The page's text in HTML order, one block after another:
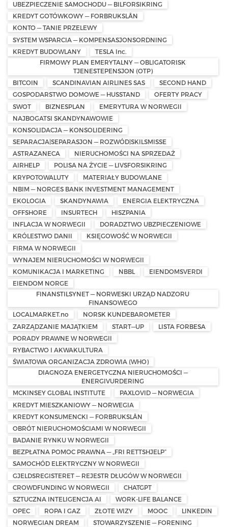
UBEZPIECZENIE SAMOCHODU — BILFORSIKRING
KREDYT GOTÓWKOWY — FORBRUKSLÅN
KONTO — TANIE PRZELEWY
SYSTEM WSPARCIA — KOMPENSASJONSORDNING
KREDYT BUDOWLANY
TESLA Inc.
FIRMOWY PLAN EMERYTALNY — OBLIGATORISK
TJENESTEPENSJON (OTP)
BITCOIN
SCANDINAVIAN AIRLINES SAS
SECOND HAND
GOSPODARSTWO DOMOWE — HUSSTAND
OFERTY PRACY
SWOT
BIZNESPLAN
EMERYTURA W NORWEGII
NAJBOGATSI SKANDYNAWOWIE
KONSOLIDACJA — KONSOLIDERING
SEPARACJA|SEPARASJON — ROZWÓD|SKILSMISSE
ASTRAZANECA
NIERUCHOMOŚCI NA SPRZEDAŻ
AIRHELP
POLISA NA ŻYCIE — LIVSFORSIKRING
KRYPOTOWALUTY
MATERIAŁY BUDOWLANE
NBIM — NORGES BANK INVESTMENT MANAGEMENT
EKOLOGIA
SKANDYNAWIA
ENERGIA ELEKTRYCZNA
OFFSHORE
INSURTECH
HISZPANIA
INFLACJA W NORWEGII
DORADZTWO UBZPIECZENIOWE
KRÓLESTWO DANII
KSIĘGOWOŚĆ W NORWEGII
FIRMA W NORWEGII
WYNAJEM NIERUCHOMOŚCI W NORWEGII
KOMUNIKACJA I MARKETING
NBBL
EIENDOMSVERDI
EIENDOM NORGE
FINANSTILSYNET — NORWESKI URZĄD NADZORU
FINANSOWEGO
LOCALMARKET.no
NORSK KUNDEBAROMETER
ZARZĄDZANIE MAJĄTKIEM
START—UP
LISTA FORBESA
PORADY PRAWNE W NORWEGII
RYBACTWO I AKWAKULTURA
ŚWIATOWA ORGANIZACJA ZDROWIA (WHO)
DIAGNOZA ENERGETYCZNA NIERUCHOMOŚCI —
ENERGIVURDERING
MCKINSEY GLOBAL INSTITUTE
PAXLOVID — NORWEGIA
KREDYT MIESZKANIOWY — NORWEGIA
KREDYT KONSUMENCKI — FORBRUKSLÅN
OBRÓT NIERUCHOMOŚCIAMI W NORWEGII
BADANIE RYNKU W NORWEGII
BEZPŁATNA POMOC PRAWNA — „FRI RETTSHJELP”
SAMOCHÓD ELEKTRYCZNY W NORWEGII
GJELDSREGISTERET — REJESTR DŁUGÓW W NORWEGII
CROWDFUNDING W NORWEGII
CHATGPT
SZTUCZNA INTELIGENCJA AI
WORK-LIFE BALANCE
OPEC
ROPA I GAZ ZŁOTE WIZY MOOC
LINKEDIN
NORWEGIAN DREAM
STOWARZYSZENIE — FORENING